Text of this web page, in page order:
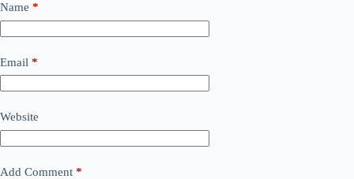
Name *
Email *
Website
Add Comment *